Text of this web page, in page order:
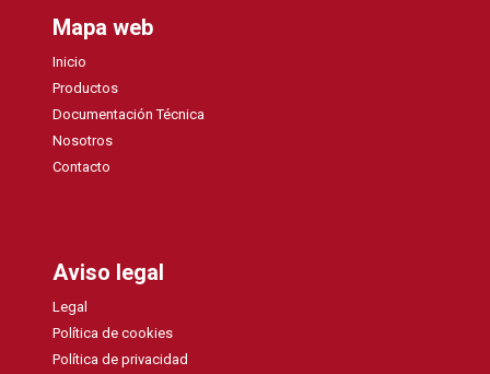
Mapa web
Inicio
Productos
Documentación Técnica
Nosotros
Contacto
Aviso legal
Legal
Política de cookies
Política de privacidad